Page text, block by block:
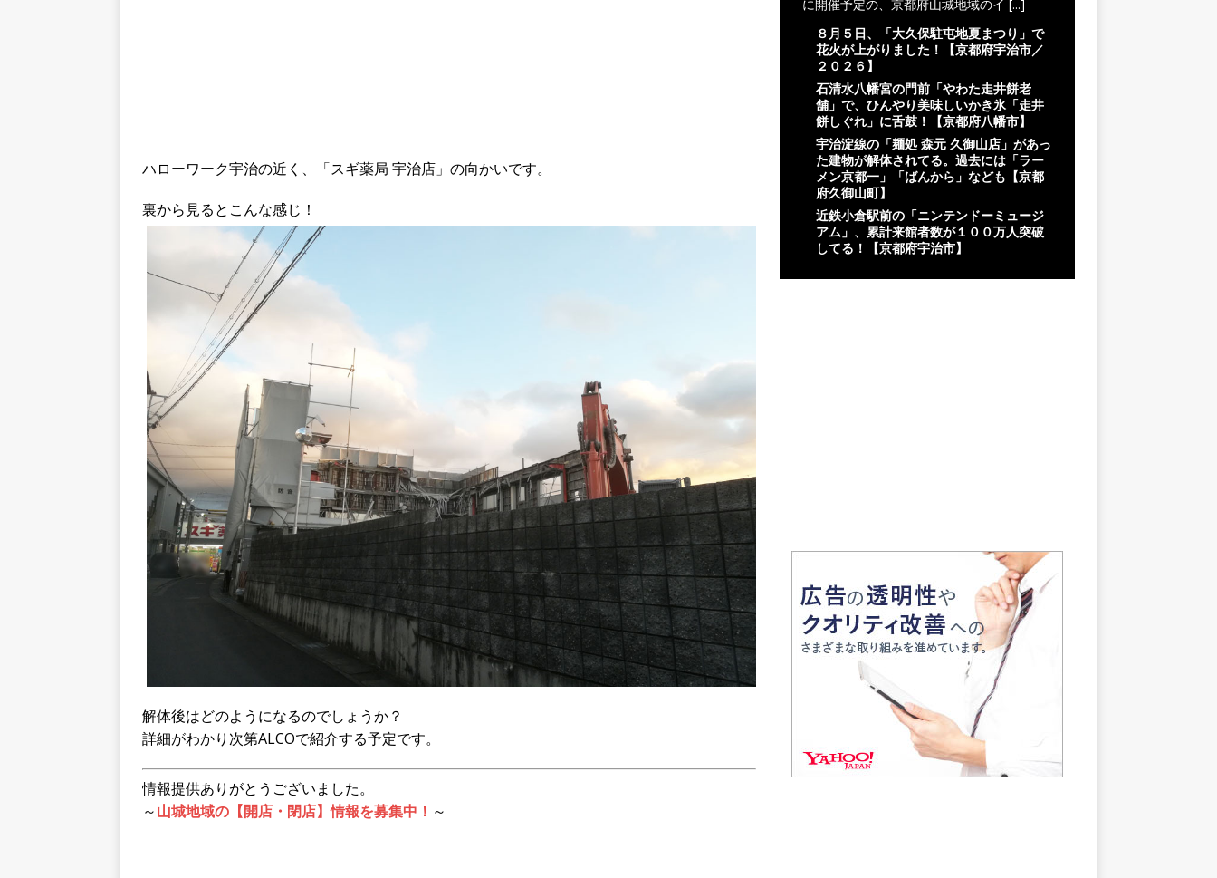
ハローワーク宇治の近く、「スギ薬局 宇治店」の向かいです。
裏から見るとこんな感じ！
解体後はどのようになるのでしょうか？
詳細がわかり次第ALCOで紹介する予定です。
情報提供ありがとうございました。
～山城地域の【開店・閉店】情報を募集中！ ～
に開催予定の、京都府山城地域のイ [...]
８月５日、「大久保駐屯地夏まつり」で
花火が上がりました！【京都府宇治市／
２０２６】
石清水八幡宮の門前「やわた走井餅老
舗」で、ひんやり美味しいかき氷「走井
餅しぐれ」に舌鼓！【京都府八幡市】
宇治淀線の「麺処 森元 久御山店」があっ
た建物が解体されてる。過去には「ラー
メン京都一」「ばんから」なども【京都
府久御山町】
近鉄小倉駅前の「ニンテンドーミュージ
アム」、累計来館者数が１００万人突破
してる！【京都府宇治市】